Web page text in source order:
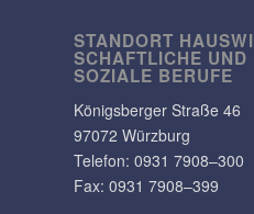
STANDORT
SCHAFT­LICHE UND
SOZIALE BERUFE
Königs­berger Straße 46
97072 Würzburg
Telefon: 0931 7908–300
Fax: 0931 7908–399